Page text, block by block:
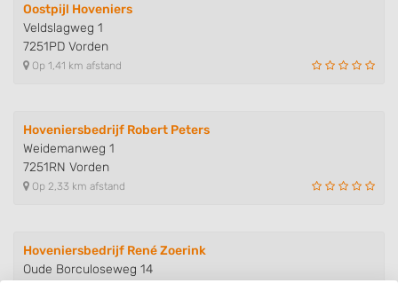
Oostpijl Hoveniers
Veldslagweg 1
7251PD Vorden
Op 1,41 km afstand
Hoveniersbedrijf Robert Peters
Weidemanweg 1
7251RN Vorden
Op 2,33 km afstand
Hoveniersbedrijf René Zoerink
Oude Borculoseweg 14